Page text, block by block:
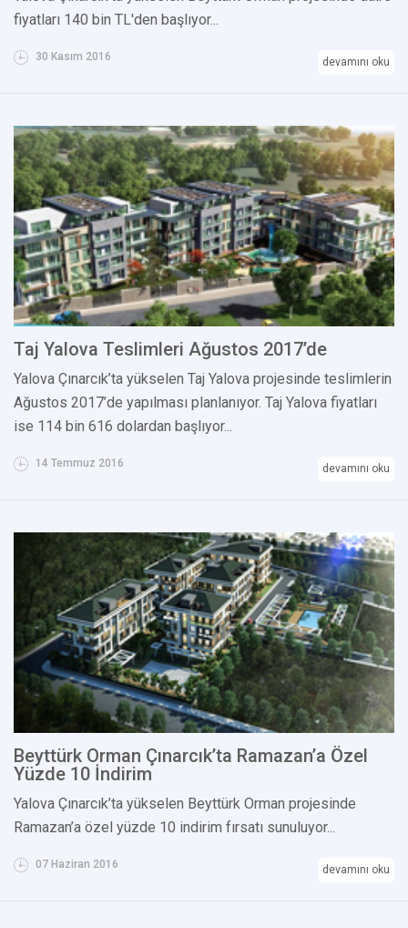
fiyatları 140 bin TL'den başlıyor...
30 Kasım 2016 devamını oku
Taj Yalova Teslimleri Ağustos 2017’de
Yalova Çınarcık’ta yükselen Taj Yalova projesinde teslimlerin
Ağustos 2017’de yapılması planlanıyor. Taj Yalova fiyatları
ise 114 bin 616 dolardan başlıyor...
14 Temmuz 2016 devamını oku
Beyttürk Orman Çınarcık’ta Ramazan’a Özel
Yüzde 10 İndirim
Yalova Çınarcık’ta yükselen Beyttürk Orman projesinde
Ramazan’a özel yüzde 10 indirim fırsatı sunuluyor...
07 Haziran 2016 devamını oku